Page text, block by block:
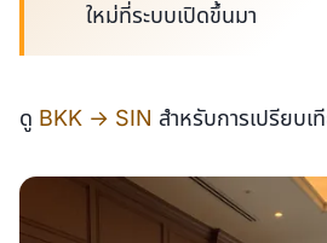
ใหม่ที่ระบบเปิดขึ้นมา
ดู BKK → SIN สำหรับการเปรียบ